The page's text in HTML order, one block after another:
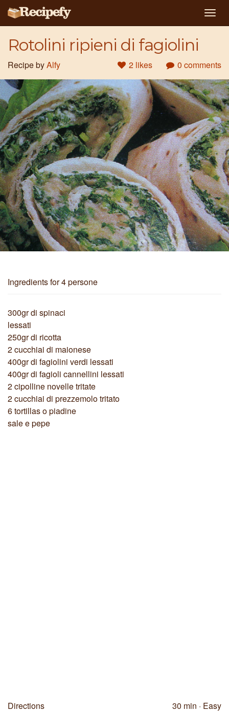
Rotolini ripieni di fagiolini
2 likes 0 comments
Recipe byAlfy
Ingredientsfor 4 persone
300gr di spinaci
lessati
250gr di ricotta
2 cucchiai di maionese
400gr di fagiolini verdi lessati
400gr di fagioli cannellini lessati
2 cipolline novelle tritate
2 cucchiai di prezzemolo tritato
6 tortillas o piadine
sale e pepe
30 min · Easy
Directions